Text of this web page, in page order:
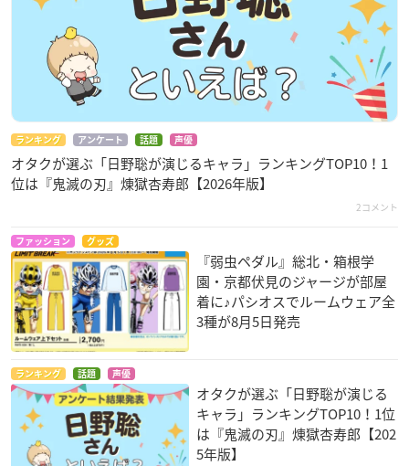
ランキング アンケート 話題 声優
オタクが選ぶ「日野聡が演じるキャラ」ランキングTOP10！1
位は『鬼滅の刃』煉󠄁獄杏寿郎【2026年版】
2コメント
ファッション グッズ
『弱虫ペダル』総北・箱根学
園・京都伏見のジャージが部屋
着に♪パシオスでルームウェア全
3種が8月5日発売
ランキング 話題 声優
オタクが選ぶ「日野聡が演じる
キャラ」ランキングTOP10！1位
は『鬼滅の刃』煉󠄁獄杏寿郎【202
5年版】